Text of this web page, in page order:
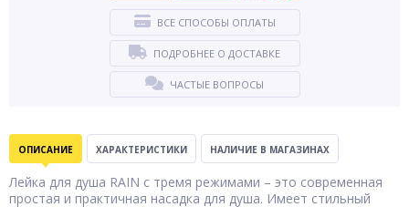
ВСЕ СПОСОБЫ ОПЛАТЫ
ПОДРОБНЕЕ О ДОСТАВКЕ
ЧАСТЫЕ ВОПРОСЫ
ОПИСАНИЕ ХАРАКТЕРИСТИКИ НАЛИЧИЕ В МАГАЗИНАХ
Лейка для душа RAIN с тремя режимами – это современная
простая и практичная насадка для душа. Имеет стильный